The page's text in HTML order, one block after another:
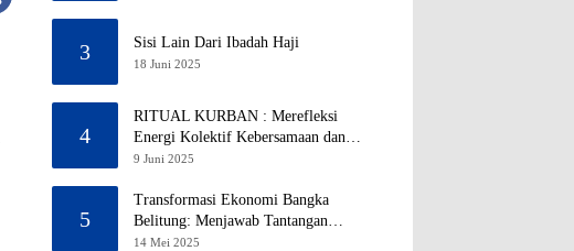
3 Sisi Lain Dari Ibadah Haji
18 Juni 2025
4
RITUAL KURBAN : Merefleksi
Energi Kolektif Kebersamaan dan
Mengeliminasi Sifat Kebinatangan
9 Juni 2025
5
Transformasi Ekonomi Bangka
Belitung: Menjawab Tantangan
Melalui Pengelolaan Sumber Daya
14 Mei 2025